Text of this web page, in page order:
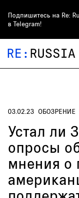
Подпишитесь на Re:
в Telegram!
03.02.23 ОБОЗРЕНИЕ
Устал ли
опросы
мнения о